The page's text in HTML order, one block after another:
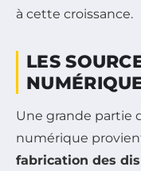
à cette croissance.
LES
Une grande partie
numérique
fabrication des